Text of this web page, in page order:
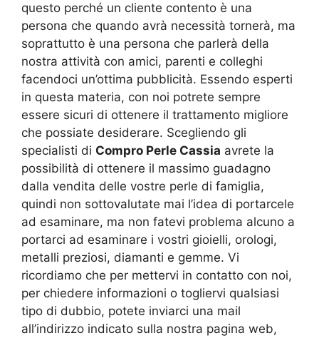
questo perché un cliente contento è una
persona che quando avrà necessità tornerà, ma
soprattutto è una persona che parlerà della
nostra attività con amici, parenti e colleghi
facendoci un’ottima pubblicità. Essendo esperti
in questa materia, con noi potrete sempre
essere sicuri di ottenere il trattamento migliore
che possiate desiderare. Scegliendo gli
specialisti di Compro Perle Cassia avrete la
possibilità di ottenere il massimo guadagno
dalla vendita delle vostre perle di famiglia,
quindi non sottovalutate mai l’idea di portarcele
ad esaminare, ma non fatevi problema alcuno a
portarci ad esaminare i vostri gioielli, orologi,
metalli preziosi, diamanti e gemme. Vi
ricordiamo che per mettervi in contatto con noi,
per chiedere informazioni o togliervi qualsiasi
tipo di dubbio, potete inviarci una mail
all’indirizzo indicato sulla nostra pagina web,